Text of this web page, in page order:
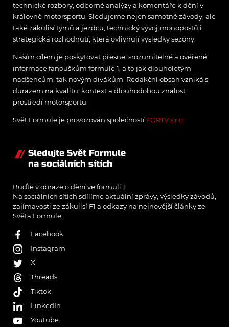
technické rozbory, odborné analýzy a komentáře k dění v
královně motorsportu. Sledujeme nejen samotné závody, ale
také zákulisí týmů a jezdců, technický vývoj monopostů i
strategická rozhodnutí, která ovlivňují výsledky sezóny.
Naším cílem je poskytovat přesné, srozumitelné a ověřené
informace fanouškům formule 1, a to jak dlouholetým
nadšencům, tak novým divákům. Redakční obsah vzniká s
důrazem na kvalitu, kontext a dlouhodobou znalost
prostředí motorsportu.
Svět Formule je provozován společností FORTV s.r.o.
Sledujte Svět Formule
na sociálních sítích
Buďte v obraze o dění ve formuli 1.
Na sociálních sítích sdílíme aktuální zprávy, výsledky závodů,
zajímavosti ze zákulisí F1 a odkazy na nejnovější články ze
Světa Formule.
Facebook
Instagram
X
Threads
Tiktok
LinkedIn
Youtube